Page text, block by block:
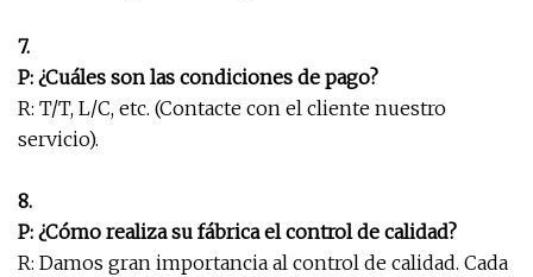
7.
P: ¿Cuáles son las condiciones de pago?
R: T/T, L/C, etc. (Contacte con el cliente nuestro
servicio).
8.
P: ¿Cómo realiza su fábrica el control de calidad?
R: Damos gran importancia al control de calidad. Cada